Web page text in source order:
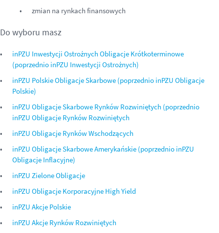
zmian na rynkach finansowych
Do wyboru masz
inPZU Inwestycji Ostrożnych Obligacje Krótkoterminowe
(poprzednio inPZU Inwestycji Ostrożnych)
inPZU Polskie Obligacje Skarbowe (poprzednio inPZU Obligacje
Polskie)
inPZU Obligacje Skarbowe Rynków Rozwiniętych (poprzednio
inPZU Obligacje Rynków Rozwiniętych
inPZU Obligacje Rynków Wschodzących
inPZU Obligacje Skarbowe Amerykańskie (poprzednio inPZU
Obligacje Inflacyjne)
inPZU Zielone Obligacje
inPZU Obligacje Korporacyjne High Yield
inPZU Akcje Polskie
inPZU Akcje Rynków Rozwiniętych